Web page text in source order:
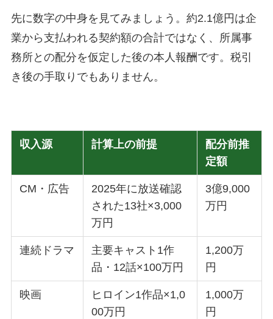
先に数字の中身を見てみましょう。約2.1億円は企
業から支払われる契約額の合計ではなく、所属事
務所との配分を仮定した後の本人報酬です。税引
き後の手取りでもありません。
収入源 計算上の前提
配分前推
定額
CM・広告
2025年に放送確認
された13社×3,000
万円
3億9,000
万円
連続ドラマ
主要キャスト1作
品・12話×100万円
1,200万
円
映画
ヒロイン1作品×1,0
00万円
1,000万
円